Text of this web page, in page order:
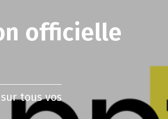
officielle
tous vos